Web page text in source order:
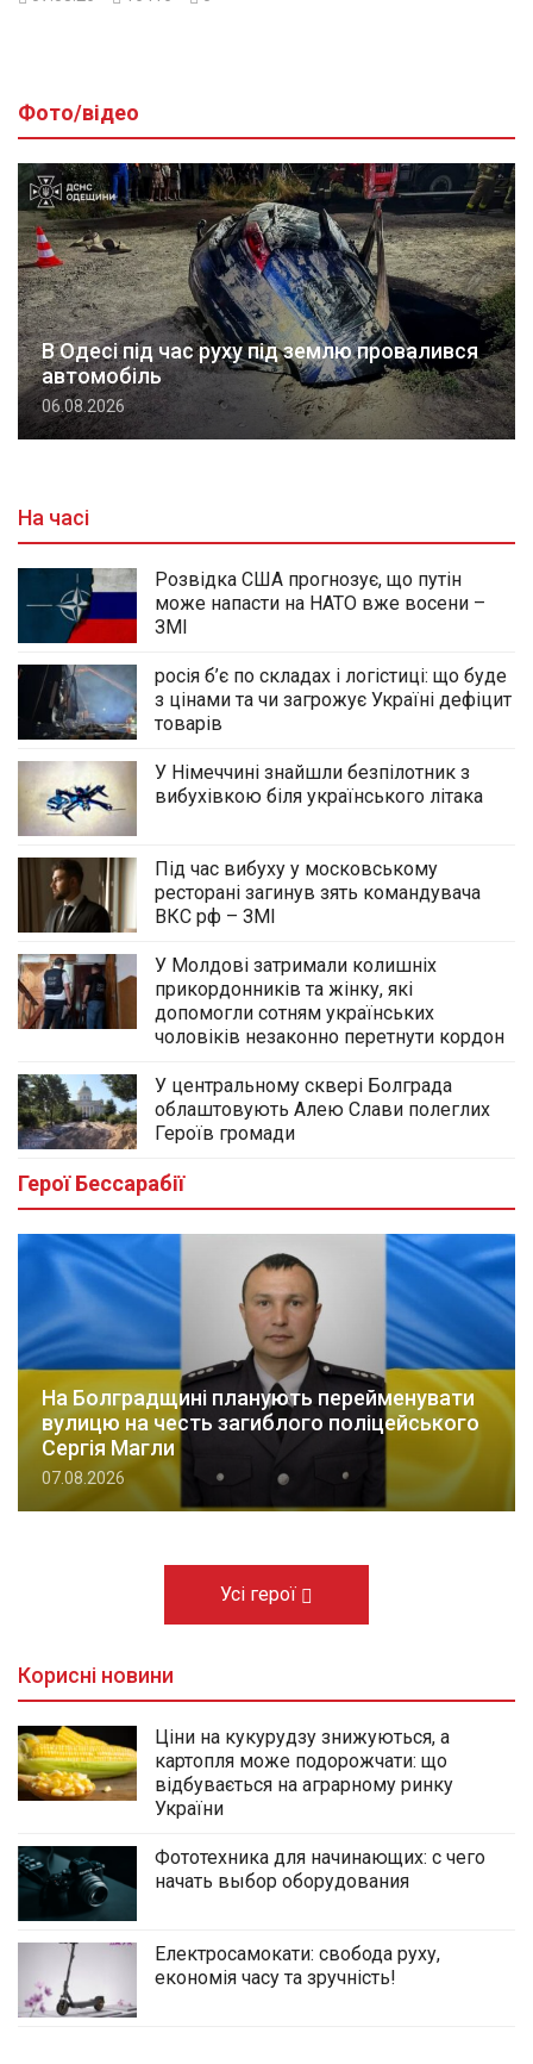
Фото/відео
В Одесі під час руху під землю провалився
автомобіль
06.08.2026
На часі
Розвідка США прогнозує, що путін
може напасти на НАТО вже восени –
ЗМІ
росія б’є по складах і логістиці: що буде
з цінами та чи загрожує Україні дефіцит
товарів
У Німеччині знайшли безпілотник з
вибухівкою біля українського літака
Під час вибуху у московському
ресторані загинув зять командувача
ВКС рф – ЗМІ
У Молдові затримали колишніх
прикордонників та жінку, які
допомогли сотням українських
чоловіків незаконно перетнути кордон
У центральному сквері Болграда
облаштовують Алею Слави полеглих
Героїв громади
Герої Бессарабії
На Болградщині планують перейменувати
вулицю на честь загиблого поліцейського
Сергія Магли
07.08.2026
Усі герої
Корисні новини
Ціни на кукурудзу знижуються, а
картопля може подорожчати: що
відбувається на аграрному ринку
України
Фототехника для начинающих: с чего
начать выбор оборудования
Електросамокати: свобода руху,
економія часу та зручність!